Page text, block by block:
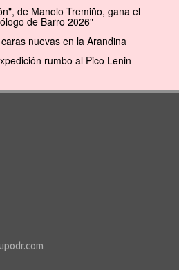
de Manolo Tremiño, gana el
de Barro 2026"
nuevas en la Arandina
rumbo al Pico Lenin